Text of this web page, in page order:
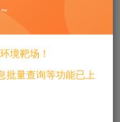
CVE-2020-
)
境靶场！
批量查询等功能已上